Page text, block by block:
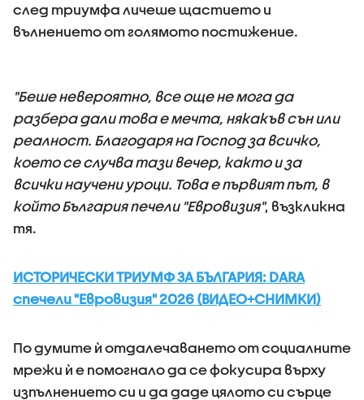
след триумфа личеше щастието и
вълнението от голямото постижение.
"Беше невероятно, все още не мога да
разбера дали това е мечта, някакъв сън или
реалност. Благодаря на Господ за всичко,
което се случва тази вечер, както и за
всички научени уроци. Това е първият път, в
който България печели "Евровизия", възкликна
тя.
ИСТОРИЧЕСКИ ТРИУМФ ЗА БЪЛГАРИЯ: DARA
спечели "Евровизия" 2026 (ВИДЕО+СНИМКИ)
По думите ѝ отдалечаването от социалните
мрежи ѝ е помогнало да се фокусира върху
изпълнението си и да даде цялото си сърце